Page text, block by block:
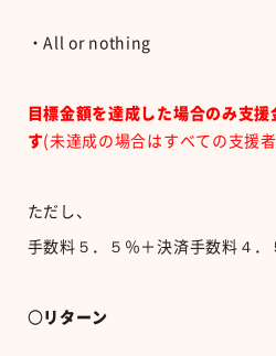
・All or nothing
目標金額を達成した場合のみ支
す(未達成の場合はすべての支援
ただし、
手数料５．５％＋決済手数料４．
〇リターン